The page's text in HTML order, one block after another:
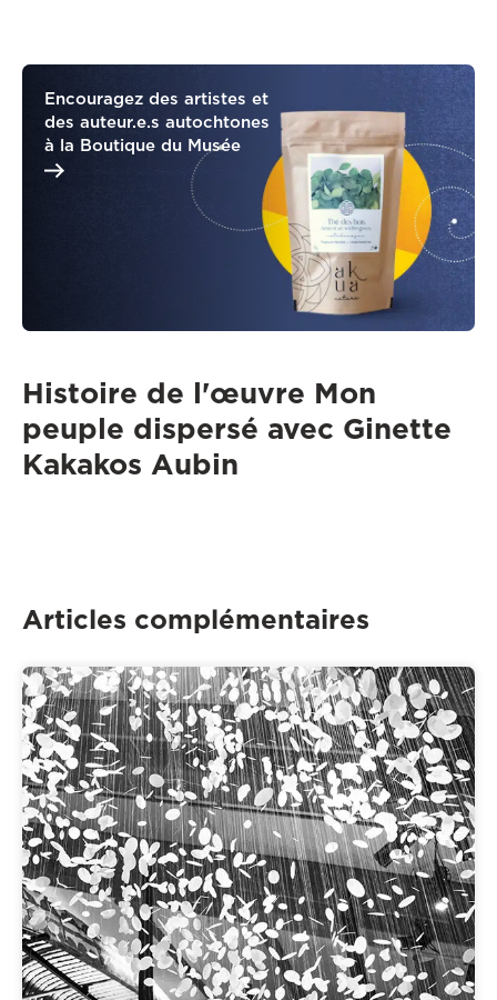
Encouragez des artistes et
des auteur.e.s autochtones
à la Boutique du Musée
Histoire de l'œuvre Mon
peuple dispersé avec Ginette
Kakakos Aubin
Articles complémentaires